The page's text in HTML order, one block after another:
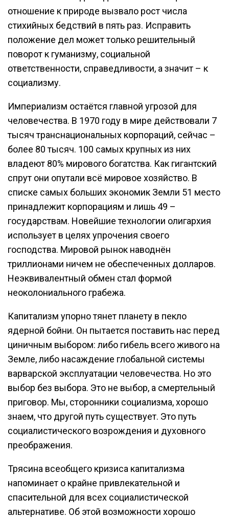
отношение к природе вызвало рост числа
стихийных бедствий в пять раз. Исправить
положение дел может только решительный
поворот к гуманизму, социальной
ответственности, справедливости, а значит – к
социализму.
Империализм остаётся главной угрозой для
человечества. В 1970 году в мире действовали 7
тысяч транснациональных корпораций, сейчас –
более 80 тысяч. 100 самых крупных из них
владеют 80% мирового богатства. Как гигантский
спрут они опутали всё мировое хозяйство. В
списке самых больших экономик Земли 51 место
принадлежит корпорациям и лишь 49 –
государствам. Новейшие технологии олигархия
использует в целях упрочения своего
господства. Мировой рынок наводнён
триллионами ничем не обеспеченных долларов.
Неэквивалентный обмен стал формой
неоколониального грабежа.
Капитализм упорно тянет планету в пекло
ядерной бойни. Он пытается поставить нас перед
циничным выбором: либо гибель всего живого на
Земле, либо насаждение глобальной системы
варварской эксплуатации человечества. Но это
выбор без выбора. Это не выбор, а смертельный
приговор. Мы, сторонники социализма, хорошо
знаем, что другой путь существует. Это путь
социалистического возрождения и духовного
преображения.
Трясина всеобщего кризиса капитализма
напоминает о крайне привлекательной и
спасительной для всех социалистической
альтернативе. Об этой возможности хорошо